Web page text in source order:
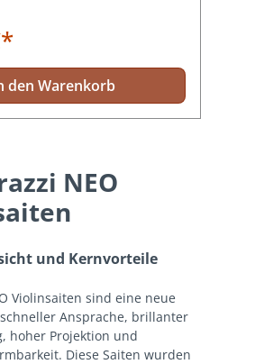
den Warenkorb
NEO
und Kernvorteile
Violinsaiten sind eine neue
Ansprache, brillanter
hoher Projektion und
Diese Saiten wurden